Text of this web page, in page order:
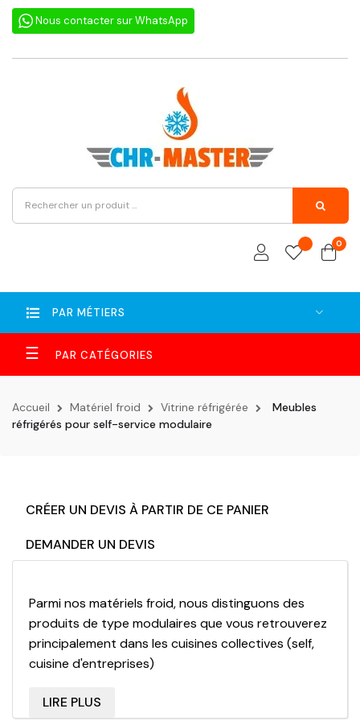
Nous contacter sur WhatsApp
0
PAR MÉTIERS
Basculer
la
navigation
☰
Accueil Matériel froid Vitrine réfrigérée
Meubles
réfrigérés pour self-service modulaire
CRÉER UN DEVIS À PARTIR DE CE PANIER
DEMANDER UN DEVIS
Parmi nos matériels froid, nous distinguons des
produits de type modulaires que vous retrouverez
principalement dans les cuisines collectives (self,
cuisine d'entreprises)
Nous retrouvons dans cet espace dédié aux
LIRE PLUS